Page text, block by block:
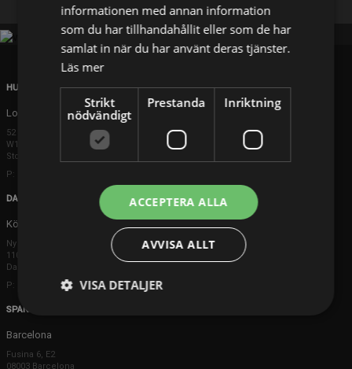
HUVUDKONTOR
London
52 Brook Street
W1K 5DS London
Storbritannien
P: +44 203 608 8181
DANMARK
Köpenhamn
Ny Østergade 20
1101 København K
Danmark
P: +45 3698 8480
SPANIEN
Barcelona
Fusina 6, E2
08003 Barcelona
informationen med annan information
som du har tillhandahållit eller som de har
samlat in när du har använt deras tjänster.
Läs mer
Strikt
nödvändigt
Prestanda Inriktning
ACCEPTERA ALLA
AVVISA ALLT
VISA DETALJER